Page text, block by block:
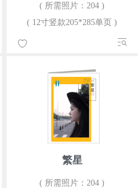
( 所需照片：204 )
( 12寸竖款205*285单页 )
繁星
( 所需照片：204 )